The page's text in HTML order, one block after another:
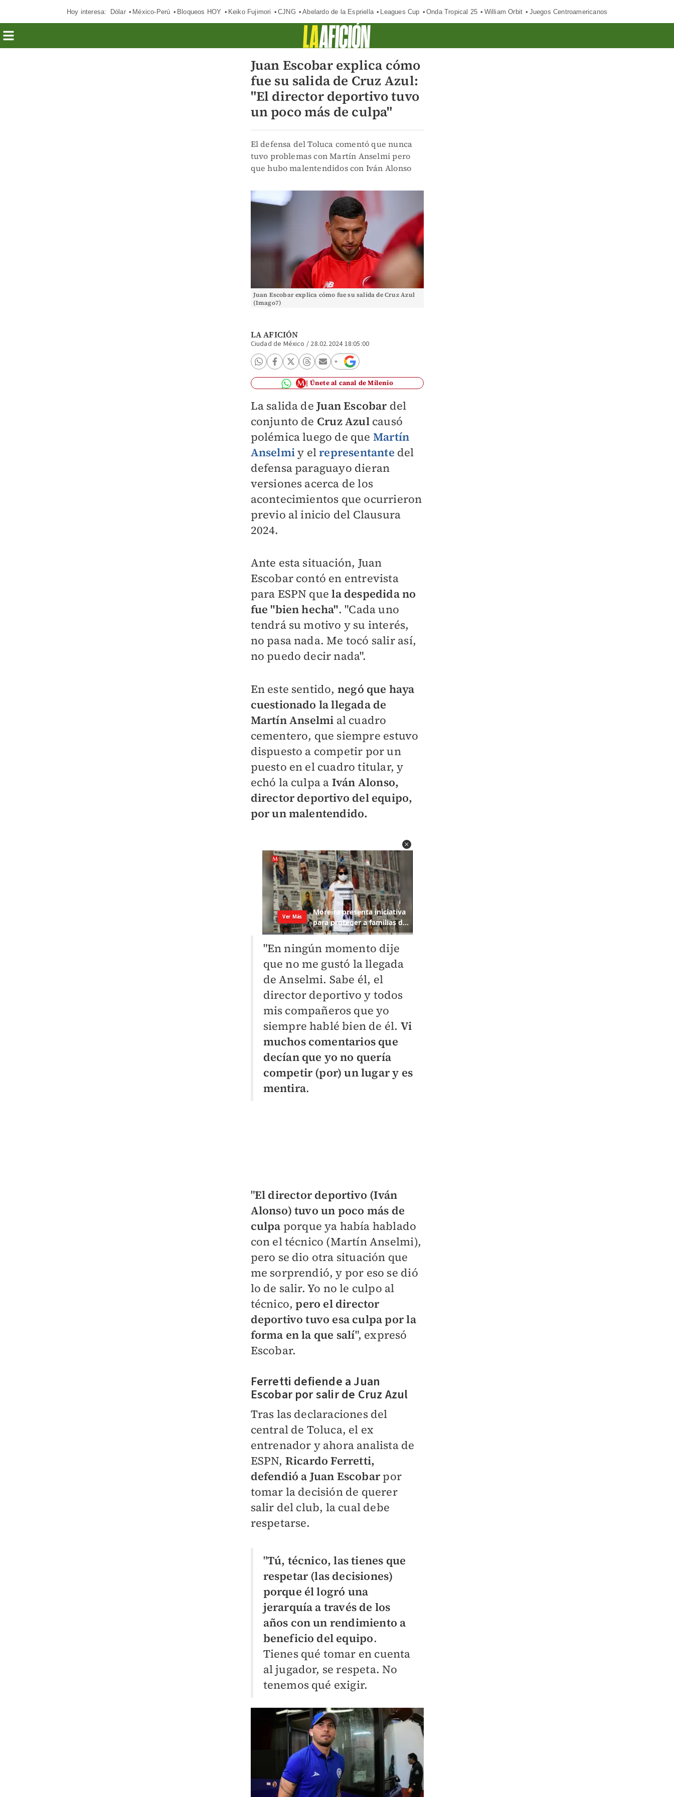
Hoy interesa: Dólar México-Perú Bloqueos HOY Keiko Fujimori CJNG Abelardo de la Espriella Leagues Cup Onda Tropical 25 William Orbit Juegos Centroamericanos
Juan Escobar explica cómo
fue su salida de Cruz Azul:
"El director deportivo tuvo
un poco más de culpa"
El defensa del Toluca comentó que nunca
tuvo problemas con Martín Anselmi pero
que hubo malentendidos con Iván Alonso
Juan Escobar explica cómo fue su salida de Cruz Azul
(Imago7)
LA AFICIÓN
Ciudad de México / 28.02.2024 18:05:00
Únete al canal de Milenio
La salida deJuan Escobardel
conjunto de Cruz Azulcausó
polémica luego de que Martín
Anselmiy elrepresentante del
defensa paraguayo dieran
versiones acerca de los
acontecimientos que ocurrieron
previo al inicio del Clausura
2024.
Ante esta situación, Juan
Escobar contó en entrevista
para ESPN quela despedida no
fue "bien hecha". "Cada uno
tendrá su motivo y su interés,
no pasa nada. Me tocó salir así,
no puedo decir nada".
En este sentido, negó que haya
cuestionado la llegada de
Martín Anselmi al cuadro
cementero, que siempre estuvo
dispuesto a competir por un
puesto en el cuadro titular, y
echó la culpa a Iván Alonso,
director deportivo del equipo,
por un malentendido.
"En ningún momento dije
que no me gustó la llegada
de Anselmi. Sabe él, el
director deportivo y todos
mis compañeros que yo
siempre hablé bien de él. Vi
muchos comentarios que
decían que yo no quería
competir (por) un lugar y es
mentira.
"El director deportivo (Iván
Alonso) tuvo un poco más de
culpa porque ya había hablado
con el técnico (Martín Anselmi),
pero se dio otra situación que
me sorprendió, y por eso se dió
lo de salir. Yo no le culpo al
técnico,pero el director
deportivo tuvo esa culpa por la
forma en la que salí", expresó
Escobar.
Ferretti defiende a Juan
Escobar por salir de Cruz Azul
Tras las declaraciones del
central de Toluca, el ex
entrenador y ahora analista de
ESPN, Ricardo Ferretti,
defendió a Juan Escobarpor
tomar la decisión de querer
salir del club, la cual debe
respetarse.
"Tú, técnico, las tienes que
respetar (las decisiones)
porque él logró una
jerarquía a través de los
años con un rendimiento a
beneficio del equipo.
Tienes qué tomar en cuenta
al jugador, se respeta. No
tenemos qué exigir.